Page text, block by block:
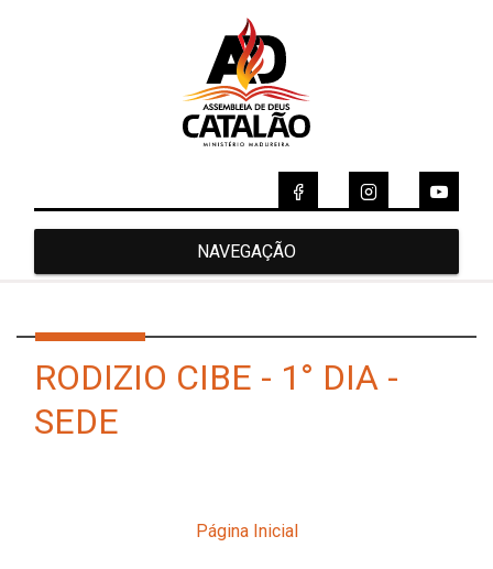
NAVEGAÇÃO
RODIZIO CIBE - 1° DIA -
SEDE
Página Inicial